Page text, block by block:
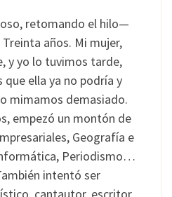
retomando el hilo—
años. Mi mujer,
y yo lo tuvimos tarde,
que ella ya no podría y
mimamos demasiado.
empezó un montón de
Geografía e
Periodismo…
intentó ser